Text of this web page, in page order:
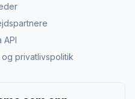
API
privatlivspolitik